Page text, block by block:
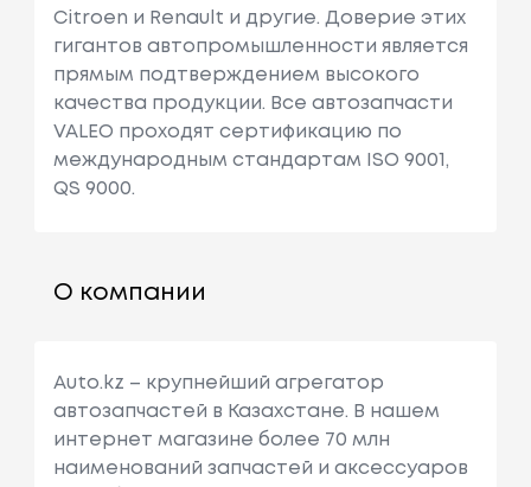
Citroen и Renault и другие. Доверие этих
гигантов автопромышленности является
прямым подтверждением высокого
качества продукции. Все автозапчасти
VALEO проходят сертификацию по
международным стандартам ISO 9001,
QS 9000.
О компании
Auto.kz – крупнейший агрегатор
автозапчастей в Казахстане. В нашем
интернет магазине более 70 млн
наименований запчастей и аксессуаров